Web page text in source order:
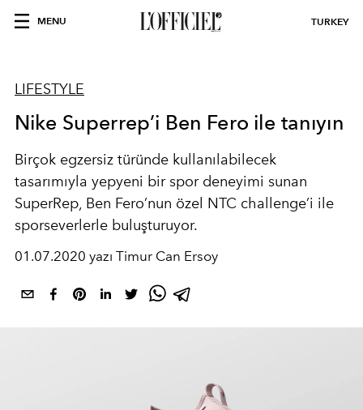
MENU TURKEY
LIFESTYLE
Nike Superrep’i Ben Fero ile tanıyın
Birçok egzersiz türünde kullanılabilecek
tasarımıyla yepyeni bir spor deneyimi sunan
SuperRep, Ben Fero’nun özel NTC challenge’i ile
sporseverlerle buluşturuyor.
01.07.2020 yazı Timur Can Ersoy